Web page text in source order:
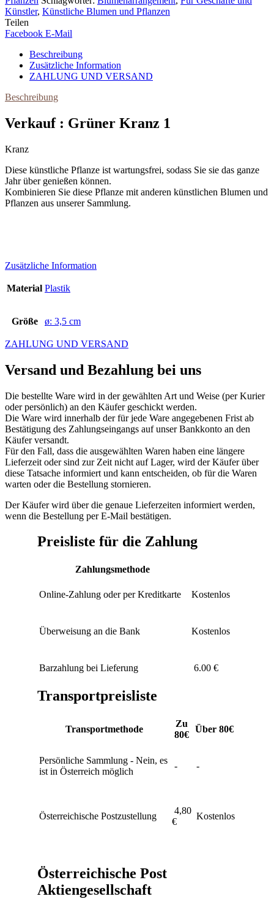
Künstler, Künstliche Blumen und Pflanzen
Teilen
Facebook E-Mail
Beschreibung
Zusätzliche Information
ZAHLUNG UND VERSAND
Beschreibung
Verkauf : Grüner Kranz 1
Kranz
Diese künstliche Pflanze ist wartungsfrei, sodass Sie sie das ganze
Jahr über genießen können.
Kombinieren Sie diese Pflanze mit anderen künstlichen Blumen und
Pflanzen aus unserer Sammlung.
Zusätzliche Information
Material Plastik
Größe ø: 3,5 cm
ZAHLUNG UND VERSAND
Versand und Bezahlung bei uns
Die bestellte Ware wird in der gewählten Art und Weise (per Kurier
oder persönlich) an den Käufer geschickt werden.
Die Ware wird innerhalb der für jede Ware angegebenen Frist ab
Bestätigung des Zahlungseingangs auf unser Bankkonto an den
Käufer versandt.
Für den Fall, dass die ausgewählten Waren haben eine längere
Lieferzeit oder sind zur Zeit nicht auf Lager, wird der Käufer über
diese Tatsache informiert und kann entscheiden, ob für die Waren
warten oder die Bestellung stornieren.
Der Käufer wird über die genaue Lieferzeiten informiert werden,
wenn die Bestellung per E-Mail bestätigen.
Preisliste für die Zahlung
Zahlungsmethode
Online-Zahlung oder per Kreditkarte Kostenlos
Überweisung an die Bank Kostenlos
Barzahlung bei Lieferung 6.00 €
Transportpreisliste
Transportmethode
Zu
80€
Über 80€
Persönliche Sammlung - Nein, es
ist in Österreich möglich
- -
Österreichische Postzustellung
4,80
€
Kostenlos
Österreichische Post
Aktiengesellschaft